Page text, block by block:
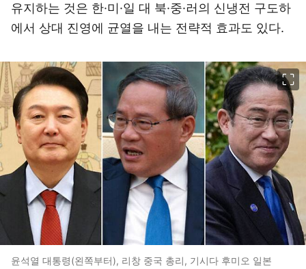
유지하는 것은 한·미·일 대 북·중·러의 신냉전 구도하
에서 상대 진영에 균열을 내는 전략적 효과도 있다.
윤석열 대통령(왼쪽부터), 리창 중국 총리, 기시다 후미오 일본